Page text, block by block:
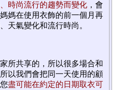
時尚流行的趨勢而變化 ，會
媽在使用衣飾的前一個月再
天氣變化和流行時尚。
所共享的，所以很多場合和
以我們會把同一天使用的顧
盡可能在約定的日期取衣可